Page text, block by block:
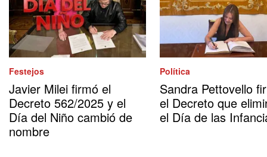
Festejos
Javier Milei firmó el
Decreto 562/2025 y el
Día del Niño cambió de
nombre
Política
Sandra Pettovello
el Decreto que
el Día de las